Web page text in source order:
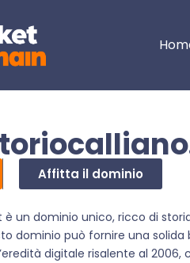
Affitta il dominio
è un dominio unico, ricco di
dominio può fornire una
digitale risalente al